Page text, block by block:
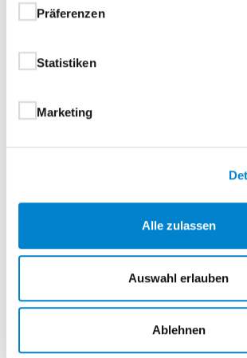
Präferenzen
Statistiken
Marketing
Alle zulassen
Auswahl erlauben
Ablehnen
innen hochwertige
Beschläge und Schließmittel
Tür-bzw. Gangflügel mit
Edelstahl-Drückergarnitur
Kleiderhaken und Lackstift
zusätzlich für Flachdach: zwei
Optionale Ausführungen